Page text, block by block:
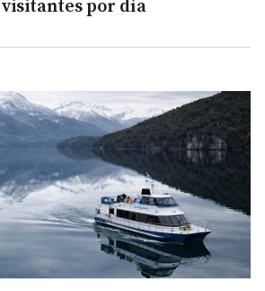
visitantes por día